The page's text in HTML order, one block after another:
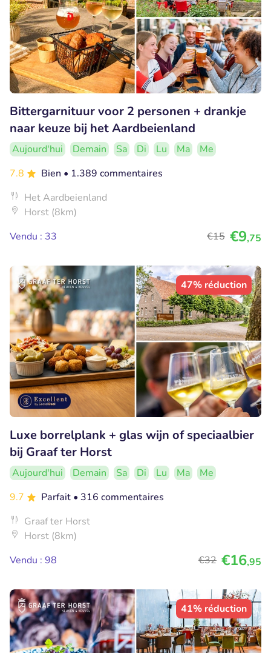
Bittergarnituur voor 2 personen + drankje
naar keuze bij het Aardbeienland
Aujourd'hui Demain Sa Di Lu Ma
Me
7.8
Bien • 1.389 commentaires
Het Aardbeienland
Horst (8km)
Vendu : 33
€15 €9,75
47% réduction
Luxe borrelplank + glas wijn of speciaalbier
bij Graaf ter Horst
Aujourd'hui Demain Sa Di Lu Ma
Me
9.7
Parfait • 316 commentaires
Graaf ter Horst
Horst (8km)
Vendu : 98
€32 €16,95
41% réduction